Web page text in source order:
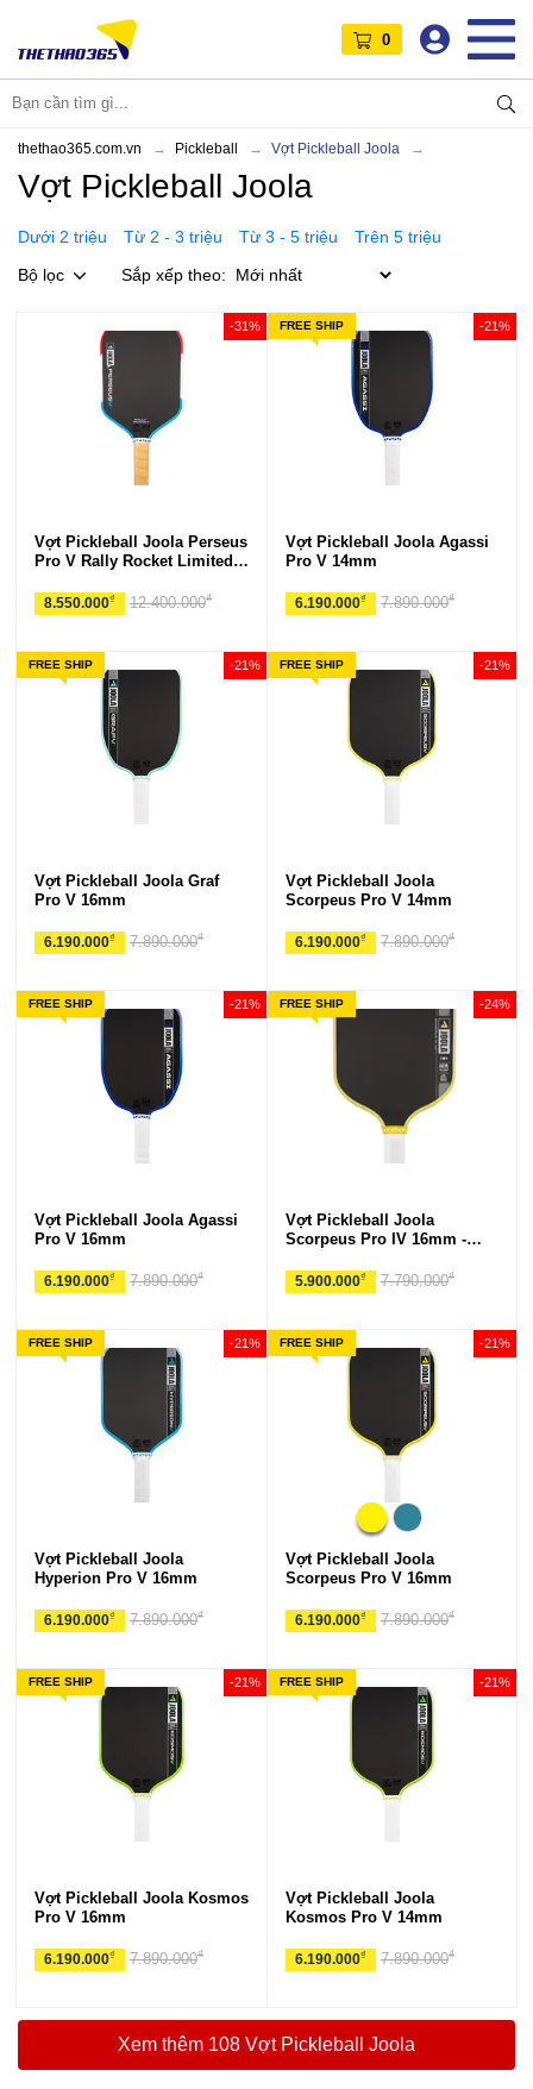
0
thethao365.com.vn Pickleball Vợt Pickleball Joola
Vợt Pickleball Joola
Dưới 2 triệu Từ 2 - 3 triệu Từ 3 - 5 triệu
Trên 5 triệu
Bộ lọc
Sắp xếp theo:
Vợt Pickleball Joola Perseus
Pro V Rally Rocket Limited
8.550.000₫
-31%
12.400.000₫
FREE SHIP
Vợt Pickleball Joola Agassi
Pro V 14mm
6.190.000₫
-21%
7.890.000₫
FREE SHIP
Vợt Pickleball Joola Graf
Pro V 16mm
6.190.000₫
-21%
7.890.000₫
FREE SHIP
Vợt Pickleball Joola
Scorpeus Pro V 14mm
6.190.000₫
-21%
7.890.000₫
FREE SHIP
Vợt Pickleball Joola Agassi
Pro V 16mm
6.190.000₫
-21%
7.890.000₫
FREE SHIP
Vợt Pickleball Joola
Scorpeus Pro IV 16mm -
5.900.000₫
-24%
7.790.000₫
FREE SHIP
Vợt Pickleball Joola
Hyperion Pro V 16mm
6.190.000₫
-21%
7.890.000₫
FREE SHIP
Vợt Pickleball Joola
Scorpeus Pro V 16mm
6.190.000₫
-21%
7.890.000₫
FREE SHIP
Vợt Pickleball Joola Kosmos
Pro V 16mm
6.190.000₫
-21%
7.890.000₫
FREE SHIP
Vợt Pickleball Joola
Kosmos Pro V 14mm
6.190.000₫
-21%
7.890.000₫
Xem thêm 108 Vợt Pickleball Joola